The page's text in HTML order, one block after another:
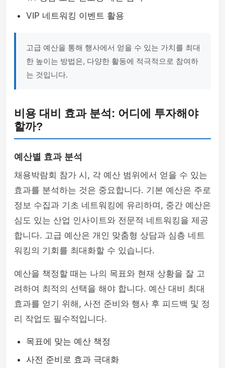
VIP 네트워킹 이벤트 활용
고급 예산을 통해 행사에서 얻을 수 있는 가치를 최대
한 높이는 방법은, 다양한 활동에 적극적으로 참여하
는 것입니다.
비용 대비 효과 분석: 어디에 투자해야
할까?
예산별 효과 분석
채용박람회 참가 시, 각 예산 범위에서 얻을 수 있는
효과를 분석하는 것은 중요합니다. 기본 예산은 주로
정보 수집과 기초 네트워킹에 유리하며, 중간 예산은
심도 있는 산업 인사이트와 전문적 네트워킹을 제공
합니다. 고급 예산은 개인 맞춤형 상담과 심층 네트
워킹의 기회를 최대화할 수 있습니다.
예산을 책정할 때는 나의 목표와 현재 상황을 잘 고
려하여 최적의 선택을 해야 합니다. 예산 대비 최대
효과를 얻기 위해, 사전 준비와 행사 후 피드백 및 정
리 작업도 필수적입니다.
목표에 맞는 예산 책정
사전 준비로 효과 극대화